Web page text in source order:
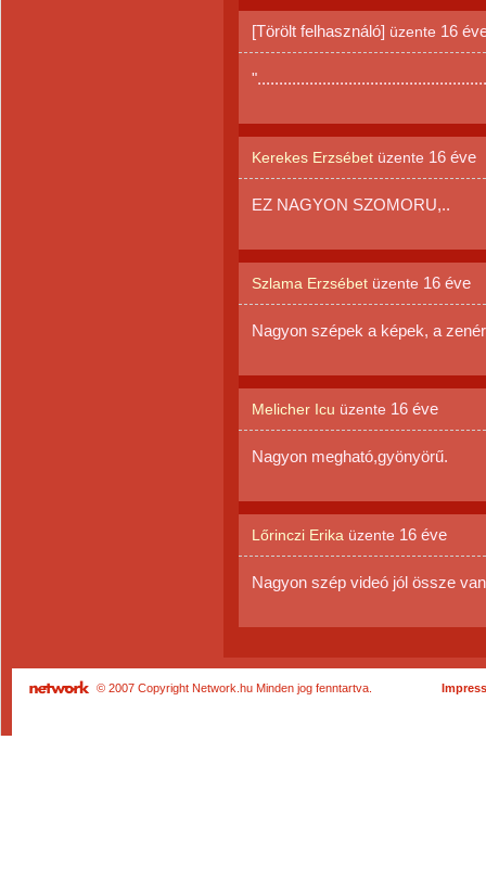
[Törölt felhasználó] üzente 16
Kerekes Erzsébet üzente 16 éve
EZ NAGYON SZOMORU,..
Szlama Erzsébet üzente 16 éve
Nagyon szépek a képek, a
Melicher Icu üzente 16 éve
Nagyon megható,gyönyörű.
Lőrinczi Erika üzente 16 éve
Nagyon szép videó jól össze
© 2007 Copyright Network.hu Minden jog fenntartva.